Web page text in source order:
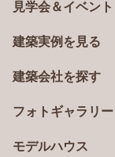
見学会＆イベント
建築実例を見る
建築会社を探す
フォトギャラリー
モデルハウス